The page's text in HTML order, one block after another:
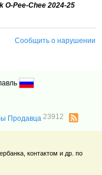
O-Pee-Chee 2024-25
Сообщить о нарушении
Продавца23912
контактом и др. по